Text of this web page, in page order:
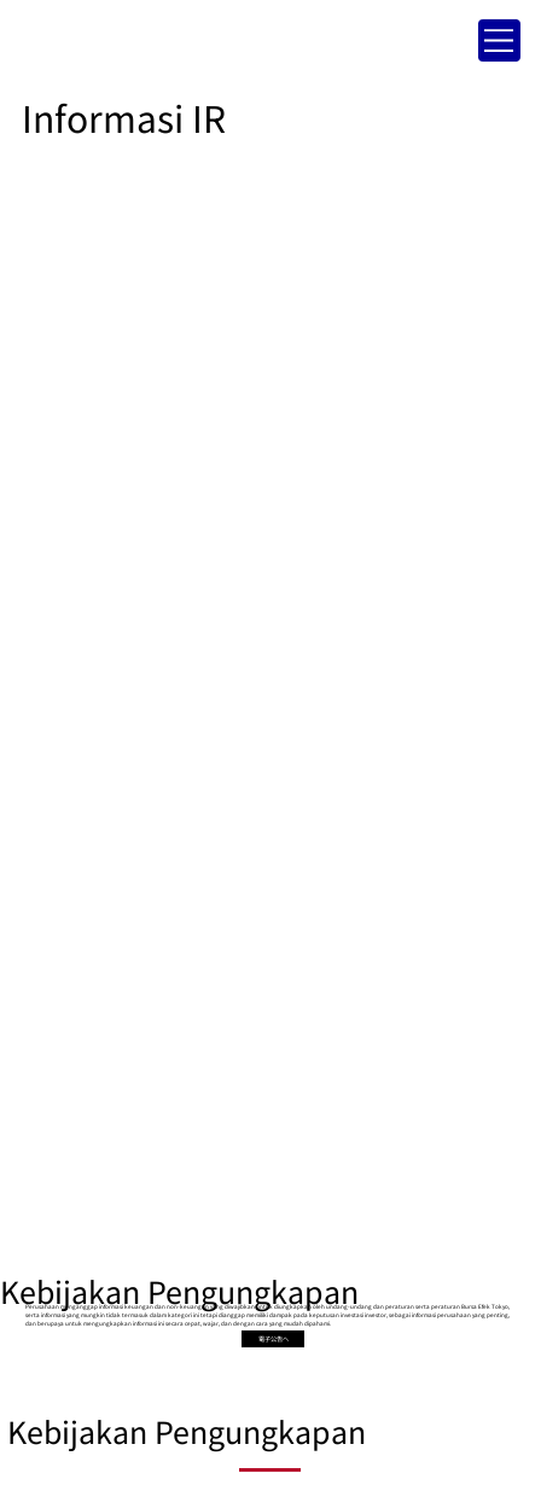
Informasi IR
Kebijakan Pengungkapan
Perusahaan menganggap informasi keuangan dan non-keuangan yang diwajibkan untuk diungkapkan oleh undang-undang dan peraturan serta peraturan Bursa Efek Tokyo,
serta informasi yang mungkin tidak termasuk dalam kategori ini tetapi dianggap memiliki dampak pada keputusan investasi investor, sebagai informasi perusahaan yang penting,
dan berupaya untuk mengungkapkan informasi ini secara cepat, wajar, dan dengan cara yang mudah dipahami.
電子公告へ
Kebijakan Pengungkapan